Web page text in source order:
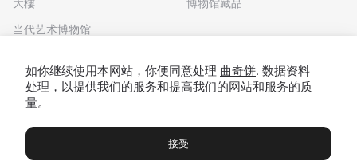
当代艺术博物馆
如你继续使用本网站，你便同意处理 曲奇饼. 数据资料
处理，以提供我们的服务和提高我们的网站和服务的质
量。
接受